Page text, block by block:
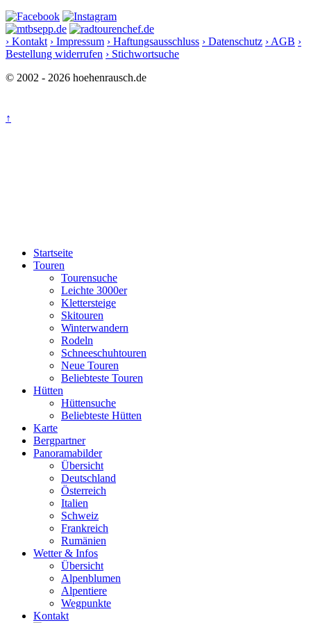
› Kontakt › Impressum › Haftungsausschluss › Datenschutz › AGB ›
Bestellung widerrufen › Stichwortsuche
© 2002 - 2026 hoehenrausch.de
↑
Startseite
Touren
Tourensuche
Leichte 3000er
Klettersteige
Skitouren
Winterwandern
Rodeln
Schneeschuhtouren
Neue Touren
Beliebteste Touren
Hütten
Hüttensuche
Beliebteste Hütten
Karte
Bergpartner
Panoramabilder
Übersicht
Deutschland
Österreich
Italien
Schweiz
Frankreich
Rumänien
Wetter & Infos
Übersicht
Alpenblumen
Alpentiere
Wegpunkte
Kontakt